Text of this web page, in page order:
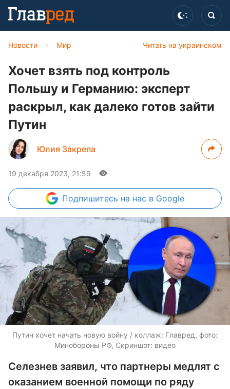
Читать на украинском
Новости › Мир
Хочет взять под контроль
Польшу и Германию: эксперт
раскрыл, как далеко готов зайти
Путин
Юлия Закрепа
19 декабря 2023, 21:59
Подпишитесь на нас в Google
Путин хочет начать новую войну / коллаж: Главред, фото:
Минобороны РФ, Скриншот: видео
Селезнев заявил, что партнеры медлят с
оказанием военной помощи по ряду